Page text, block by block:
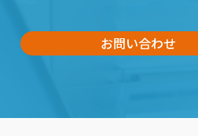
お問い合わせ